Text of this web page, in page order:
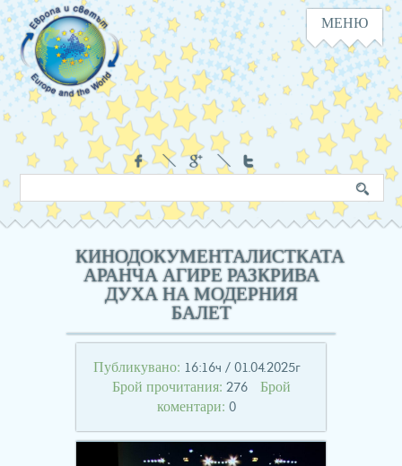
Навигация
МЕНЮ
Социални
в
сайта
дума
КИНОДОКУМЕНТАЛИСТКАТА
АРАНЧА АГИРЕ РАЗКРИВА
ДУХА НА МОДЕРНИЯ
БАЛЕТ
Публикувано: 16:16ч / 01.04.2025г
Брой прочитания: 276
Брой
коментари: 0